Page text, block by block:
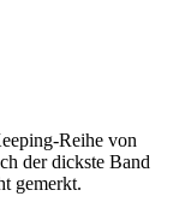
Reihe von
der dickste Band
gemerkt.